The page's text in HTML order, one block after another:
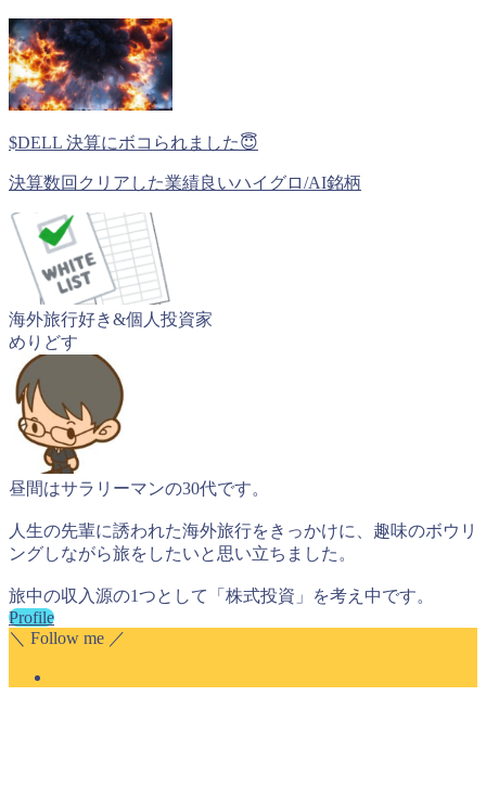
$DELL 決算にボコられました😇
決算数回クリアした業績良いハイグロ/AI銘柄
海外旅行好き&個人投資家
めりどす
昼間はサラリーマンの30代です。
人生の先輩に誘われた海外旅行をきっかけに、趣味のボウリ
ングしながら旅をしたいと思い立ちました。
旅中の収入源の1つとして「株式投資」を考え中です。
Profile
＼ Follow me ／